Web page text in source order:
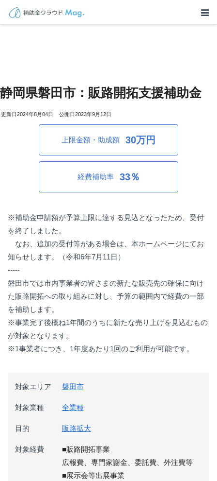
静岡県磐田市：販路開拓支援補助金
2024年8月04日 2023年9月12日
上限金額・助成額 30万円
経費補助率 33％
※補助金申請額が予算上限に達する見込となったため、受付
を終了しました。
なお、追加の受付等がある場合は、本ホームページにてお
知らせします。（令和6年7月11日）
-----
磐田市では市内事業者の皆さまの新たな販売先の確保に向け
た販路開拓への取り組みに対し、予算の範囲内で経費の一部
を補助します。
※事業完了後概ね1年間のうちに新たな売り上げを見込むもの
が対象となります。
※1事業者につき、1年度あたり1回のご利用が可能です。
対象エリア 磐田市
対象業種 全業種
目的 販路拡大
対象経費
■販路開拓事業
広報費、専門家謝金、委託費、外注費等
■展示会等出展事業